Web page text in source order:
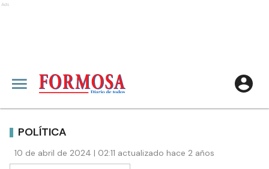
Ads
POLÍTICA
10 de abril de 2024 | 02:11 actualizado hace 2 años